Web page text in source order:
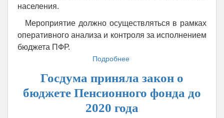
населения.
Мероприятие должно осуществляться в рамках
оперативного анализа и контроля за исполнением
бюджета ПФР.
Подробнеео
палата
проконтролирует
расходы
ПФР
Госдума приняла закон о
бюджете Пенсионного фонда до
2020 года